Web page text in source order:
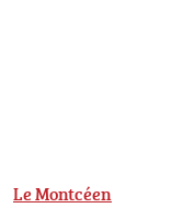
Le Montcéen